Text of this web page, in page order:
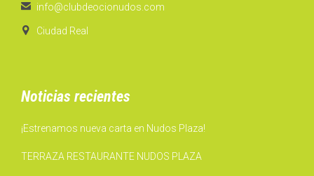
 info@clubdeocionudos.com
 Ciudad Real
Noticias recientes
¡Estrenamos nueva carta en Nudos Plaza!
TERRAZA RESTAURANTE NUDOS PLAZA